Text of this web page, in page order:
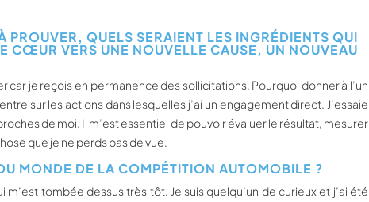
PROUVER, QUELS SERAIENT LES INGRÉDIENTS QUI
CŒUR VERS UNE NOUVELLE CAUSE, UN NOUVEAU
je reçois en permanence des sollicitations. Pourquoi donner à l’un
sur les actions dans lesquelles j’ai un engagement direct. J’essaie
de moi. Il m’est essentiel de pouvoir évaluer le résultat, mesurer
que je ne perds pas de vue.
MONDE DE LA COMPÉTITION AUTOMOBILE ?
tombée dessus très tôt. Je suis quelqu’un de curieux et j’ai été